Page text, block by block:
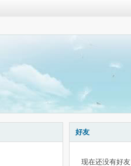
好友
现在还没有好友